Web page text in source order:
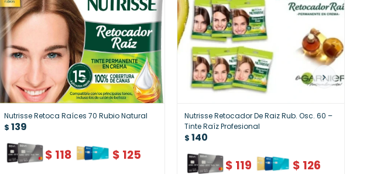
Nutrisse Retoca Raíces 70 Rubio Natural
$ 139
$ 118 $ 125
Nutrisse Retocador De Raiz Rub. Osc. 60 –
Tinte Raíz Profesional
$ 140
$ 119 $ 126